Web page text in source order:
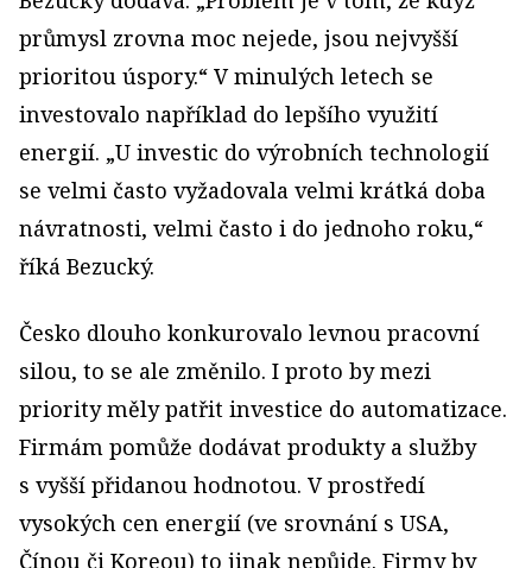
průmysl zrovna moc nejede, jsou nejvyšší
prioritou úspory.“ V minulých letech se
investovalo například do lepšího využití
energií. „U inves­tic do výrobních technologií
se velmi často vyžadovala velmi krátká doba
návratnosti, velmi často i do jednoho roku,“
říká Bezucký.
Česko dlouho konkurovalo levnou pracovní
silou, to se ale změnilo. I proto by mezi
priority měly patřit investice do automatizace.
Firmám pomůže dodávat produkty a služby
s vyšší přidanou hodnotou. V prostředí
vysokých cen energií (ve srovnání s USA,
Čínou či Koreou) to jinak nepůjde. Firmy by